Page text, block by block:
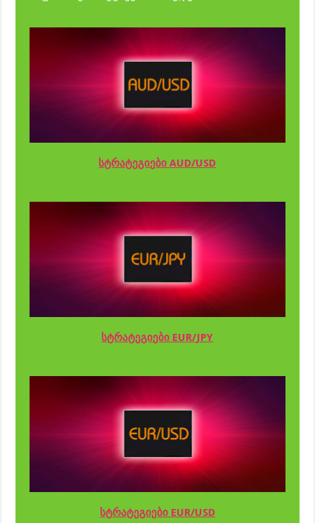
სტრატეგიები AUD/USD
სტრატეგიები EUR/JPY
სტრატეგიები EUR/USD